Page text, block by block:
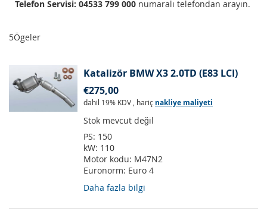
Telefon Servisi: 04533 799 000 numaralı telefondan arayın.
5Ögeler
Katalizör BMW X3 2.0TD (E83 LCI)
€275,00
dahil 19% KDV , hariç nakliye maliyeti
Stok mevcut değil
PS: 150
kW: 110
Motor kodu: M47N2
Euronorm: Euro 4
Daha fazla bilgi